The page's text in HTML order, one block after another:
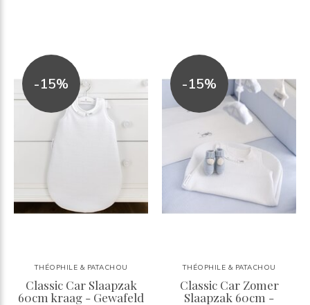
-15%
THÉOPHILE & PATACHOU
Classic Car Slaapzak
60cm kraag - Gewafeld
-15%
THÉOPHILE & PATACHOU
Classic Car Zomer
Slaapzak 60cm -